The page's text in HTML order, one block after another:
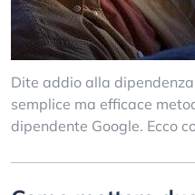
Dite addio alla
semplice ma efficace
dipendente Google. Ecco